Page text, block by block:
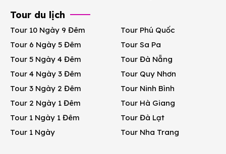
Tour du lịch
Tour 10 Ngày 9 Đêm
Tour 6 Ngày 5 Đêm
Tour 5 Ngày 4 Đêm
Tour 4 Ngày 3 Đêm
Tour 3 Ngày 2 Đêm
Tour 2 Ngày 1 Đêm
Tour 1 Ngày 1 Đêm
Tour 1 Ngày
Tour Phú Quốc
Tour Sa Pa
Tour Đà Nẵng
Tour Quy Nhơn
Tour Ninh Bình
Tour Hà Giang
Tour Đà Lạt
Tour Nha Trang